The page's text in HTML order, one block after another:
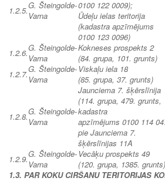
1.2.5.G. Šteingolde-
Varna
0100 122 0009);
Ūdeļu ielas teritorija
(kadastra apzīmējums
0100 123 0096)
1.2.6.G. Šteingolde-
Varna
Kokneses prospekts 2
(84. grupa, 101. grunts)
1.2.7.G. Šteingolde-
Varna
Viskaļu iela 18
(85. grupa, 37. grunts)
1.2.8.G. Šteingolde-
Varna
Jaunciema 7. šķērslīnija
(114. grupa, 479. grunts,
kadastra
apzīmējums 0100 114
pie Jaunciema 7.
šķērslīnijas 11A
1.2.9.G. Šteingolde-
Varna
Vecāķu prospekts 49
(120. grupa, 1385. grunts)
1.3. PAR KOKU CIRŠANU TERITORIJAS